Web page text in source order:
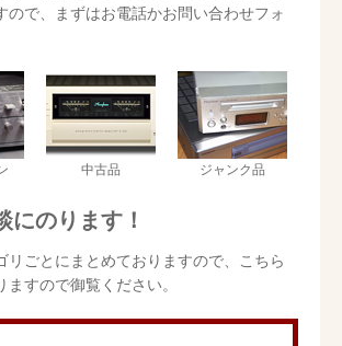
で、まずはお電話かお問い合わせフォ
中古品 ジャンク品
にのります！
ごとにまとめておりますので、こちら
すので御覧ください。